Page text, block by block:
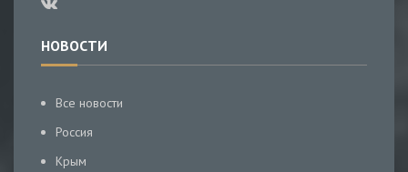
НОВОСТИ
Все новости
Россия
Крым